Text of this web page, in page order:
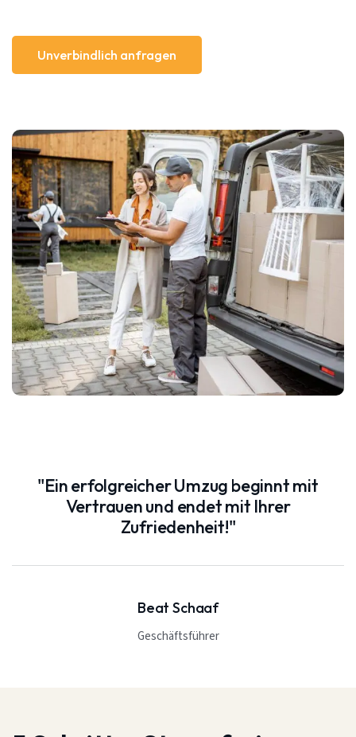
"Ein erfolgreicher Umzug beginnt mit
Vertrauen und endet mit Ihrer
Zufriedenheit!"
Beat Schaaf
Geschäftsführer
Unverbindlich anfragen